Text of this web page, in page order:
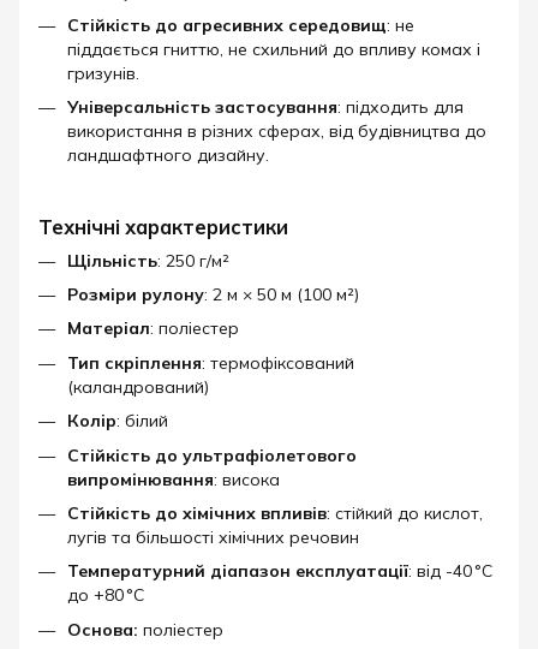
Стійкість до агресивних середовищ: не
піддається гниттю, не схильний до впливу комах і
гризунів.
Універсальність застосування: підходить для
використання в різних сферах, від будівництва до
ландшафтного дизайну.
Технічні характеристики
Щільність: 250 г/м²
Розміри рулону: 2 м × 50 м (100 м²)
Матеріал: поліестер
Тип скріплення: термофіксований
(каландрований)
Колір: білий
Стійкість до ультрафіолетового
випромінювання: висока
Стійкість до хімічних впливів: стійкий до кислот,
лугів та більшості хімічних речовин
Температурний діапазон експлуатації: від -40 °C
до +80 °C
Основа: поліестер